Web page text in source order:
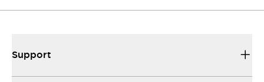
Support